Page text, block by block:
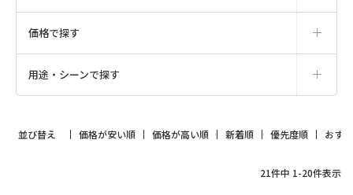
価格で探す
用途・シーンで探す
並び替え 価格が安い順 価格が高い順 新着順 優先度順 おす
21件中 1-20件表示